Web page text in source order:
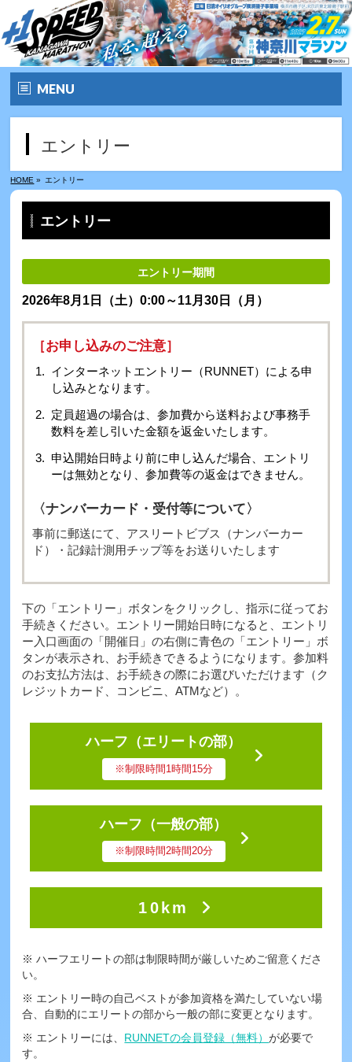
MENU
大会の特徴
エントリー
よくあるご質問
エントリー
HOME » エントリー
エントリー
エントリー期間
2026年8月1日（土）0:00～11月30日（月）
［お申し込みのご注意］
インターネットエントリー（RUNNET）による申
し込みとなります。
定員超過の場合は、参加費から送料および事務手
数料を差し引いた金額を返金いたします。
申込開始日時より前に申し込んだ場合、エントリ
ーは無効となり、参加費等の返金はできません。
〈ナンバーカード・受付等について〉
事前に郵送にて、アスリートビブス（ナンバーカー
ド）・記録計測用チップ等をお送りいたします
下の「エントリー」ボタンをクリックし、指示に従ってお
手続きください。エントリー開始日時になると、エントリ
ー入口画面の「開催日」の右側に青色の「エントリー」ボ
タンが表示され、お手続きできるようになります。参加料
のお支払方法は、お手続きの際にお選びいただけます（ク
レジットカード、コンビニ、ATMなど）。
ハーフ （エリートの部）
※制限時間1時間15分
ハーフ （一般の部）
※制限時間2時間20分
10km
※ ハーフエリートの部は制限時間が厳しいためご留意くださ
い。
※ エントリー時の自己ベストが参加資格を満たしていない場
合、自動的にエリートの部から一般の部に変更となります。
※ エントリーには、
RUNNETの会員登録（無料）が必要で
す。